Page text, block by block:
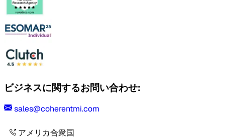
ビジネスに関するお問い合わせ:
sales@coherentmi.com
アメリカ合衆国